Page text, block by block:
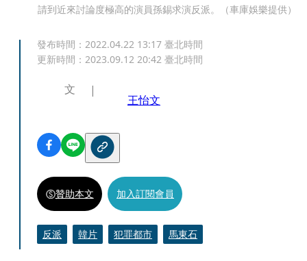
請到近來討論度極高的演員孫錫求演反派。（車庫娛樂提供）
發布時間： 2022.04.22 13:17 臺北時間
更新時間： 2023.09.12 20:42 臺北時間
文
王怡文
贊助本文 加入訂閱會員
反派 韓片 犯罪都市 馬東石